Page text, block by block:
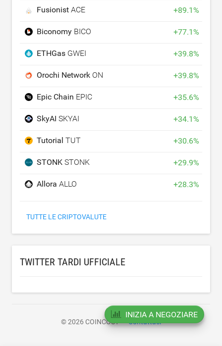
Fusionist ACE +89.1%
Biconomy BICO +77.1%
ETHGas GWEI +39.8%
Orochi Network ON +39.8%
Epic Chain EPIC +35.6%
SkyAI SKYAI +34.1%
Tutorial TUT +30.6%
STONK STONK +29.9%
Allora ALLO +28.3%
TUTTE LE CRIPTOVALUTE
TWITTER TARDI UFFICIALE
© 2026 COINCOST Contattaci
INIZIA A NEGOZIARE